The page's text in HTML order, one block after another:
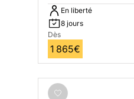
En liberté
8 jours
Dès
1 865€